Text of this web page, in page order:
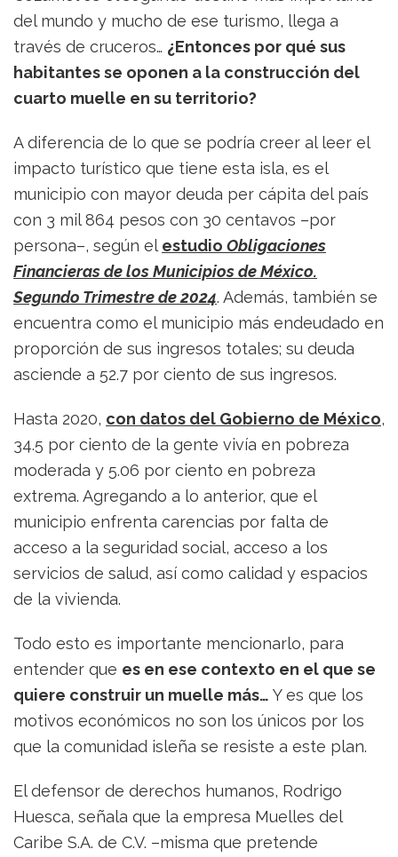
los
del mundo y mucho de ese turismo, llega a
través de cruceros… ¿Entonces por qué sus
habitantes se oponen a la construcción del
cuarto muelle en su territorio?
A diferencia de lo que se podría creer al leer el
impacto turístico que tiene esta isla, es el
municipio con mayor deuda per cápita del país
con 3 mil 864 pesos con 30 centavos –por
persona–, según el estudio Obligaciones
Financieras de los Municipios de México.
Segundo Trimestre de 2024. Además, también se
encuentra como el municipio más endeudado en
proporción de sus ingresos totales; su deuda
asciende a 52.7 por ciento de sus ingresos.
Hasta 2020, con datos del Gobierno de México,
34.5 por ciento de la gente vivía en pobreza
moderada y 5.06 por ciento en pobreza
extrema. Agregando a lo anterior, que el
municipio enfrenta carencias por falta de
acceso a la seguridad social, acceso a los
servicios de salud, así como calidad y espacios
de la vivienda.
Todo esto es importante mencionarlo, para
entender que es en ese contexto en el que se
quiere construir un muelle más… Y es que los
motivos económicos no son los únicos por los
que la comunidad isleña se resiste a este plan.
El defensor de derechos humanos, Rodrigo
Huesca, señala que la empresa Muelles del
Caribe S.A. de C.V. –misma que pretende